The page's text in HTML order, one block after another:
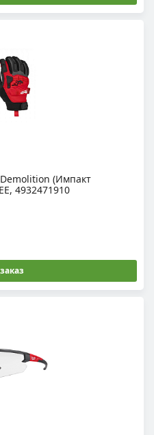
(Импакт
4932471910